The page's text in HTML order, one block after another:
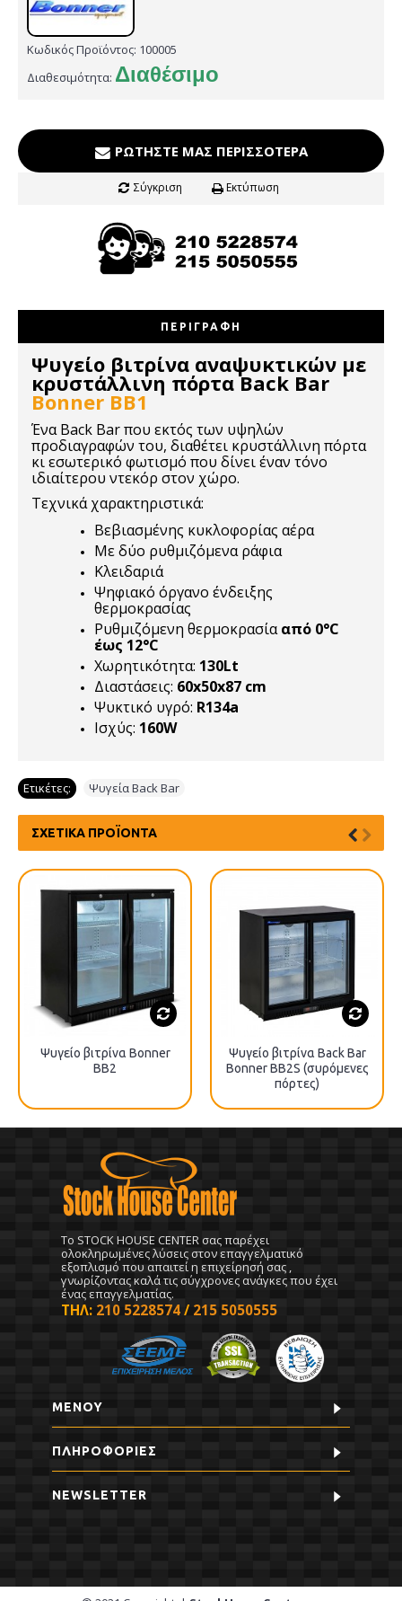
Κωδικός Προϊόντος: 100005
Διαθεσιμότητα: Διαθέσιμο
ΡΩΤΉΣΤΕ ΜΑΣ ΠΕΡΙΣΣΌΤΕΡΑ
Σύγκριση Εκτύπωση
ΠΕΡΙΓΡΑΦΉ
Ψυγείο βιτρίνα αναψυκτικών με
κρυστάλλινη πόρτα Back Bar
Bonner BB1
Ένα Back Bar που εκτός των υψηλών
προδιαγραφών του, διαθέτει κρυστάλλινη πόρτα
κι εσωτερικό φωτισμό που δίνει έναν τόνο
ιδιαίτερου ντεκόρ στον χώρο.
Τεχνικά χαρακτηριστικά:
Βεβιασμένης κυκλοφορίας αέρα
Mε δύο ρυθμιζόμενα ράφια
Κλειδαριά
Ψηφιακό όργανο ένδειξης
θερμοκρασίας
Ρυθμιζόμενη θερμοκρασίααπό 0°C
έως 12°C
Χωρητικότητα: 130Lt
Διαστάσεις: 60x50x87 cm
Ψυκτικό υγρό: R134a
Ισχύς: 160W
Ετικέτες: Ψυγεία Back Bar
ΣΧΕΤΙΚΆ ΠΡΟΪΌΝΤΑ
Ψυγείο βιτρίνα Bonner
BB2
Ψυγείο βιτρίνα Back Bar
Bonner BB2S (συρόμενες
πόρτες)
To STOCK HOUSE CENTER σας παρέχει
ολοκληρωμένες λύσεις στον επαγγελματικό
εξοπλισμό που απαιτεί η επιχείρησή σας ,
γνωρίζοντας καλά τις σύγχρονες ανάγκες που έχει
ένας επαγγελματίας.
ΤΗΛ: 210 5228574 / 215 5050555
ΜΕΝΟΥ
ΠΛΗΡΟΦΟΡΊΕΣ
NEWSLETTER